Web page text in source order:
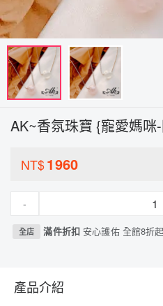
AK~香氛珠寶 {寵愛媽咪
NT$1960
-
全店 滿件折扣 安心護佑 全館8折
產品介紹